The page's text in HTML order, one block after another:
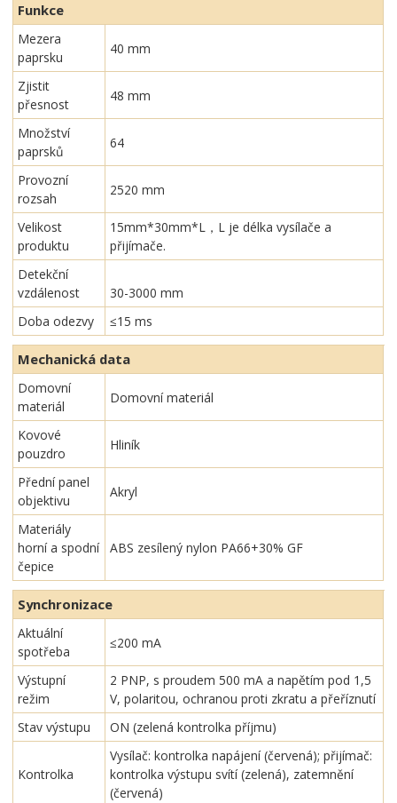
Funkce
Mezera
paprsku
40 mm
Zjistit
přesnost
48 mm
Množství
paprsků
64
Provozní
rozsah
2520 mm
Velikost
produktu
15mm*30mm*L，L je délka vysílače a
přijímače.
Detekční
vzdálenost
30-3000 mm
Doba odezvy
≤15 ms
Mechanická data
Domovní
materiál
Domovní materiál
Kovové
pouzdro
Hliník
Přední panel
objektivu
Akryl
Materiály
horní a spodní
čepice
ABS zesílený nylon PA66+30% GF
Synchronizace
Aktuální
spotřeba
≤200 mA
Výstupní
režim
2 PNP, s proudem 500 mA a napětím pod 1,5
V, polaritou, ochranou proti zkratu a přeříznutí
Stav výstupu
ON (zelená kontrolka příjmu)
Kontrolka
Vysílač: kontrolka napájení (červená); přijímač:
kontrolka výstupu svítí (zelená), zatemnění
(červená)